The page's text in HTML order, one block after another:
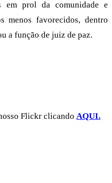
em prol da comunidade e
menos favorecidos, dentro
a função de juiz de paz.
Flickr clicando AQUI.